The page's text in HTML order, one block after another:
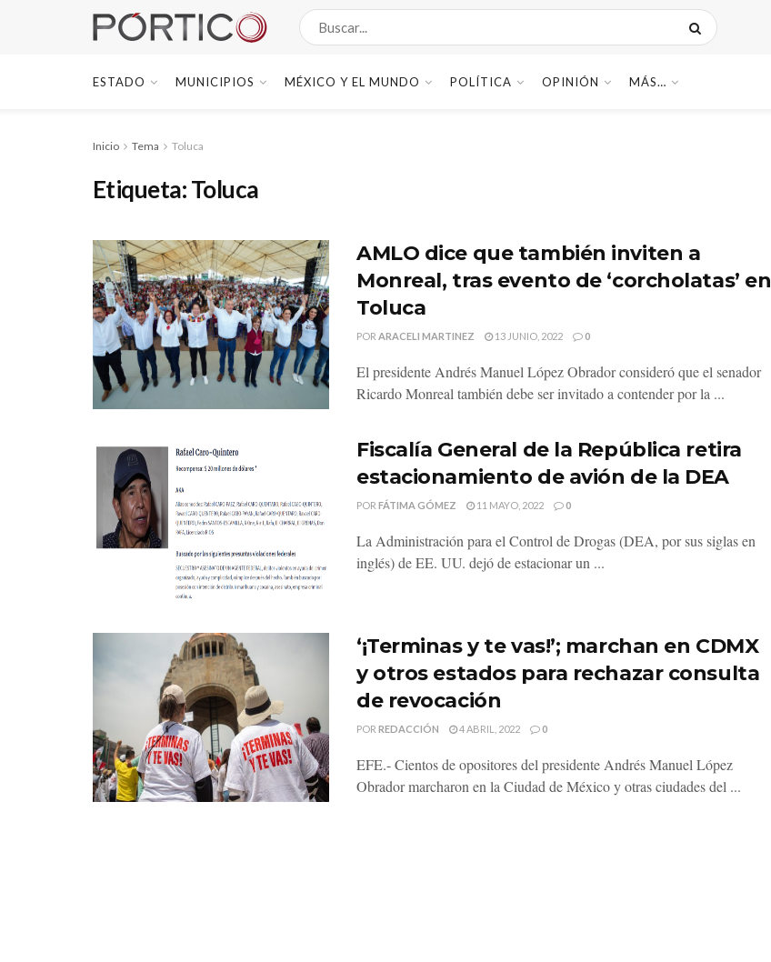
ESTADO MUNICIPIOS MÉXICO Y EL MUNDO POLÍTICA OPINIÓN MÁS…
Inicio Tema Toluca
Etiqueta:Toluca
AMLO dice que también inviten a
Monreal, tras evento de ‘corcholatas’ en
Toluca
POR ARACELI MARTINEZ 13 JUNIO, 2022 0
El presidente Andrés Manuel López Obrador consideró que el senador
Ricardo Monreal también debe ser invitado a contender por la ...
Fiscalía General de la República retira
estacionamiento de avión de la DEA
POR FÁTIMA GÓMEZ 11 MAYO, 2022 0
La Administración para el Control de Drogas (DEA, por sus siglas en
inglés) de EE. UU. dejó de estacionar un ...
‘¡Terminas y te vas!’; marchan en CDMX
y otros estados para rechazar consulta
de revocación
POR REDACCIÓN 4 ABRIL, 2022 0
EFE.- Cientos de opositores del presidente Andrés Manuel López
Obrador marcharon en la Ciudad de México y otras ciudades del ...